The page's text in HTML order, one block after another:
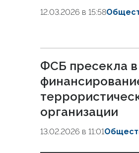
12.03.2026 в 15:58
ФСБ пресекла
организации
13.02.2026 в 11:01